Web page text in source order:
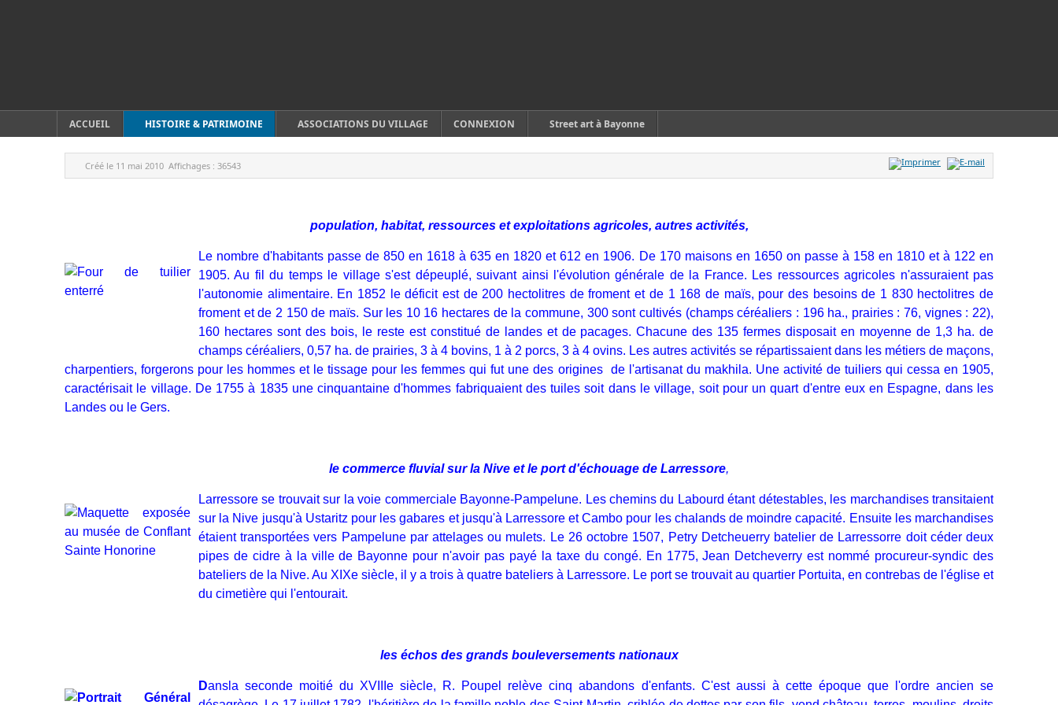
ACCUEIL HISTOIRE & PATRIMOINE ASSOCIATIONS DU VILLAGE CONNEXION Street art à Bayonne
Créé le 11 mai 2010 Affichages : 36543
population, habitat, ressources et exploitations agricoles, autres activités,
Le nombre d'habitants passe de 850 en 1618 à 635 en 1820 et 612 en 1906. De 170 maisons en 1650 on passe à 158 en 1810 et à 122 en
1905. Au fil du temps le village s'est dépeuplé, suivant ainsi l'évolution générale de la France. Les ressources agricoles n'assuraient pas
l'autonomie alimentaire. En 1852 le déficit est de 200 hectolitres de froment et de 1 168 de maïs, pour des besoins de 1 830 hectolitres de
froment et de 2 150 de maïs. Sur les 10 16 hectares de la commune, 300 sont cultivés (champs céréaliers : 196 ha., prairies : 76, vignes : 22),
160 hectares sont des bois, le reste est constitué de landes et de pacages. Chacune des 135 fermes disposait en moyenne de 1,3 ha. de
champs céréaliers, 0,57 ha. de prairies, 3 à 4 bovins, 1 à 2 porcs, 3 à 4 ovins. Les autres activités se répartissaient dans les métiers de maçons,
charpentiers, forgerons pour les hommes et le tissage pour les femmes qui fut une des origines de l'artisanat du makhila. Une activité de tuiliers qui cessa en 1905,
caractérisait le village. De 1755 à 1835 une cinquantaine d'hommes fabriquaient des tuiles soit dans le village, soit pour un quart d'entre eux en Espagne, dans les
Landes ou le Gers.
le commerce fluvial sur la Nive et le port d'échouage de Larressore,
Larressore se trouvait sur la voie commerciale Bayonne-Pampelune. Les chemins du Labourd étant détestables, les marchandises transitaient
sur la Nive jusqu'à Ustaritz pour les gabares et jusqu'à Larressore et Cambo pour les chalands de moindre capacité. Ensuite les marchandises
étaient transportées vers Pampelune par attelages ou mulets. Le 26 octobre 1507, Petry Detcheuerry batelier de Larressorre doit céder deux
pipes de cidre à la ville de Bayonne pour n'avoir pas payé la taxe du congé. En 1775, Jean Detcheverry est nommé procureur-syndic des
bateliers de la Nive. Au XIXe siècle, il y a trois à quatre bateliers à Larressore. Le port se trouvait au quartier Portuita, en contrebas de l'église et
du cimetière qui l'entourait.
les échos des grands bouleversements nationaux
Dansla seconde moitié du XVIIIe siècle, R. Poupel relève cinq abandons d'enfants. C'est aussi à cette époque que l'ordre ancien se